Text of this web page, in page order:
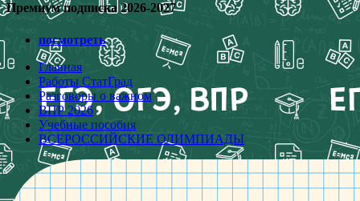
Премиум подписка 2026-2027
посмотреть
Главная
Работы СтатГрад
Разговоры о важном
ВПР 2026
Учебные пособия
ВСЕРОССИЙСКИЕ ОЛИМПИАДЫ